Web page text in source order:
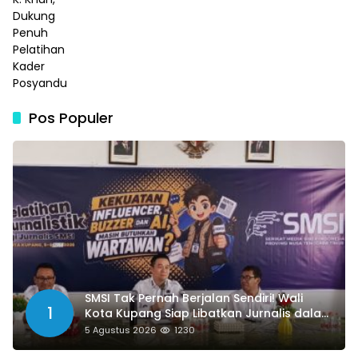
Pos Populer
1
SMSI Tak Pernah Berjalan Sendiri! Wali
Kota Kupang Siap Libatkan Jurnalis dalam
Publikasi Program Pemkot
5 Agustus 2026 1230